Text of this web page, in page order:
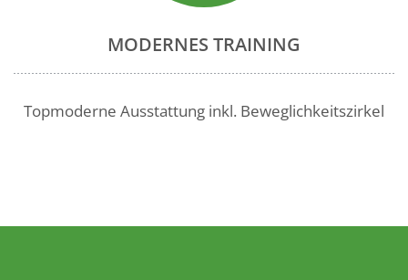
MODERNES TRAINING
Topmoderne Ausstattung inkl. Beweglichkeitszirkel